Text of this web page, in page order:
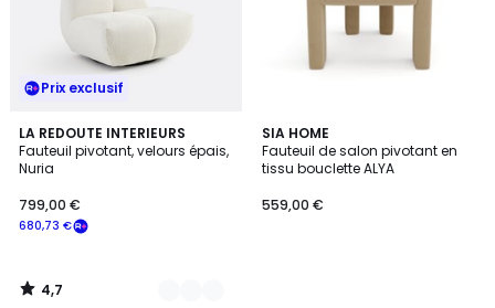
Prix exclusif
LA REDOUTE INTERIEURS
Fauteuil pivotant, velours épais,
Nuria
680,73 €
799,00 €
4,7
/ 5
6
Couleurs
4,7
/
SIA HOME
Fauteuil de salon pivotant en
tissu bouclette ALYA
559,00 €